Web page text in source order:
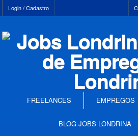
Login / Cadastro
FREELANCES EMPREGOS
BLOG JOBS LONDRINA